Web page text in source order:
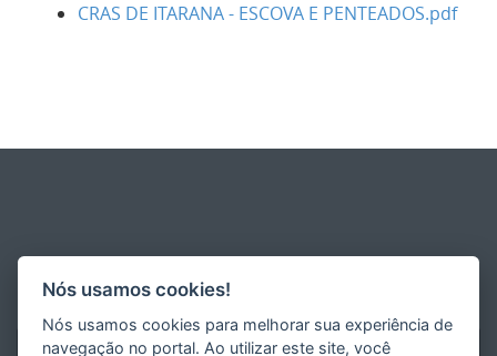
CRAS DE ITARANA - ESCOVA E PENTEADOS.pdf
Nós usamos cookies!
Nós usamos cookies para melhorar sua experiência de
navegação no portal. Ao utilizar este site, você